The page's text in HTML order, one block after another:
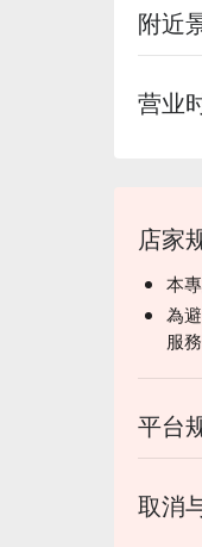
附近
营业
店家
本
為
服
平台
取消